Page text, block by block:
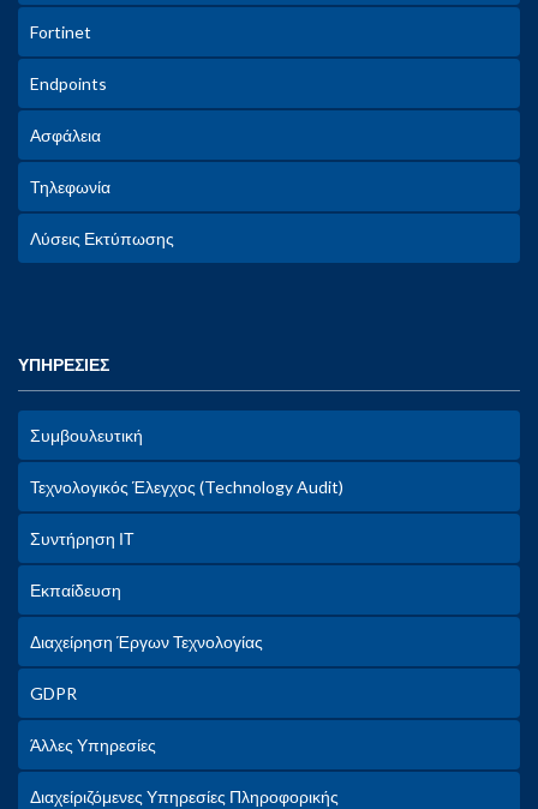
Fortinet
Endpoints
Ασφάλεια
Τηλεφωνία
Λύσεις Εκτύπωσης
ΥΠΗΡΕΣΙΕΣ
Συμβουλευτική
Τεχνολογικός Έλεγχος (Technology Audit)
Συντήρηση ΙΤ
Εκπαίδευση
Διαχείρηση Έργων Τεχνολογίας
GDPR
Άλλες Υπηρεσίες
Διαχείριζόμενες Υπηρεσίες Πληροφορικής